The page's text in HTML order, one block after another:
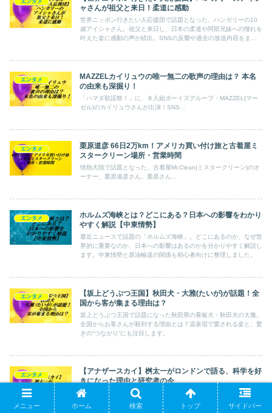
エンタメ
ャさんが祖父と来日！柔道に感動
世界ニッポン行きたい人応援団で話題となった、ハンガリーの10
歳アイシャさん。祖父と来日し、日本の柔道や阿部兄妹への憧れを
叶えた姿に感動の声が続出。SNSの反響や過去の放送内容をまと
エンタメ
MAZZELカイリュウの唯一無二の歌声の理由は？ 本名
の由来も深掘り！
「ハマダ歌謡祭！」に、８人組ボーイズグループ・MAZZEL(マー
ゼル)のカイリュウさんが出演！SNS...
エンタメ
栗原道彦 66日2万km！アメリカ買い付け旅と古着屋ミ
スタークリーン場所・営業時間
情熱大陸で話題となった、古着屋Mr.Clean(ミスタークリーン)のオ
ーナー、栗原道彦さん。栗原さん...
エンタメ
ホルムズ海峡とは？どこにある？日本への影響をわかり
やすく解説【中東情勢】
最近ニュースで話題の「ホルムズ海峡」。どこにあるのか、なぜ世
界的に重要なのか、日本への影響はあるのかを分かりやすく解説し
ます。中東情勢と原油輸送の関係も初心者向けに整理しました。
エンタメ
【坂上どうぶつ王国】秋田犬・大雅(たいが)が話題！全
国から客が集まる理由は？
坂上どうぶつ王国で話題になった秋田県の看板犬・秋田犬の大雅。
全国からお客さんが殺到する理由とは？温泉宿で愛される姿と、驚
きの“つながり”にも注目します。
エンタメ
【アナザースカイ】桝太一がロンドンで語る、科学を好
きになった理由と研究者の今
日本テレビ『アナザースカイ』に桝太一さんが登場。ロンドンを舞
台に、科学を好きになった理由や研究者として歩む今の思いを語り
メニュー ホーム 検索 トップ サイドバー